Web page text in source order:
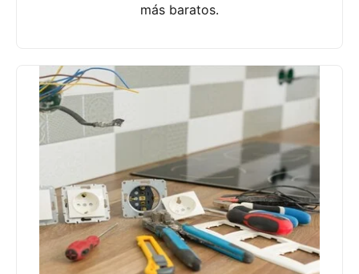
más baratos.